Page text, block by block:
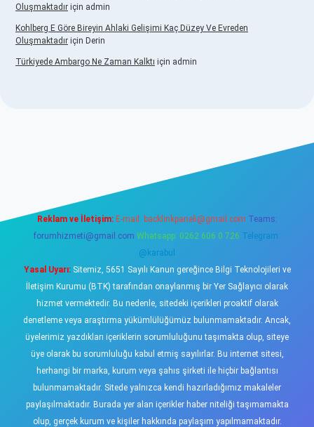
Oluşmaktadır için admin
Kohlberg E Göre Bireyin Ahlaki Gelişimi Kaç Düzey Ve Evreden
Oluşmaktadır için Derin
Türkiyede Ambargo Ne Zaman Kalktı için admin
Reklam ve İletişim: E-mail: backlinkpaneli@gmail.com Teams:
forumhizmeti@gmail.com Whatsapp: 0262 606 0 726 Telegram:
@karabul
Yasal Uyarı:Sitemiz, 5651 Sayılı Kanun gereğince Bilgi Teknolojileri ve
İletişim Kurumu (BTK) tarafından onaylanmış bir Yer Sağlayıcı olarak
hizmet vermektedir. Bu nedenle, sitedeki içerikleri proaktif olarak
denetleme veya araştırma yükümlülüğümüz bulunmamaktadır. Ancak,
üyelerimiz yazdıkları içeriklerin sorumluluğunu taşımakta olup, siteye
üye olarak bu sorumluluğu kabul etmiş sayılırlar. Bu internet sitesi,
herhangi bir marka, kurum veya şahıs şirketi ile hiçbir bağlantısı
bulunmamaktadır. Sitede yalnızca kendi hazırladığımız makaleler
paylaşılmaktadır. Burada yer alan içerikler haber niteliği taşımamakta
olup, gerçek kurum ve kişiler hakkında paylaşım yapılmamaktadır.